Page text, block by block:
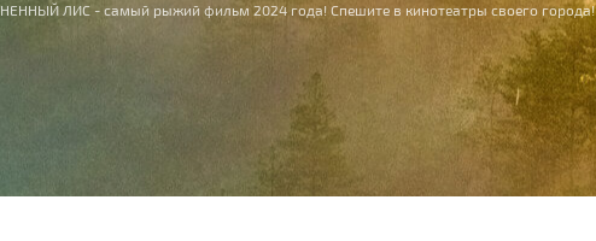
ЛИС - самый рыжий фильм 2024 года! Спешите в кинотеатры своего города!